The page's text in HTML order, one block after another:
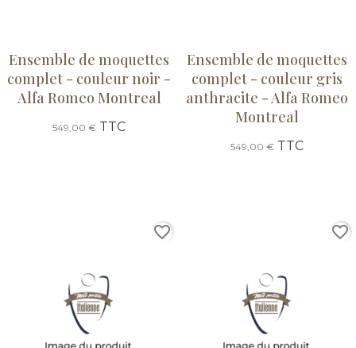
Ensemble de moquettes
complet - couleur noir -
Alfa Romeo Montreal
549,00 € TTC
Ensemble de moquettes
complet - couleur gris
anthracite - Alfa Romeo
Montreal
549,00 € TTC
favorite_border favorite_border